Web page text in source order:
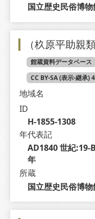
国立歴史民俗博物
（杦原平助親
館蔵資料データベース
CC BY-SA (表示-継承)
地域名
ID
H-1855-1308
年代表記
AD1840 世紀:19-
年
所蔵
国立歴史民俗博物